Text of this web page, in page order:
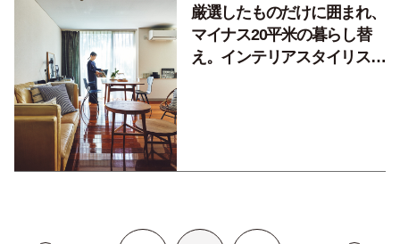
厳選したものだけに囲まれ、
マイナス20平米の暮らし替
え。インテリアスタイリス